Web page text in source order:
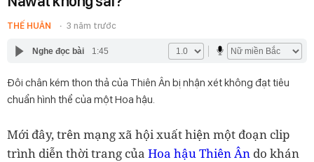
THẾ HUÂN 3 năm trước
Nghe đọc bài 1:45
Đôi chân kém thon thả của Thiên Ân bị nhận xét không đạt tiêu
chuẩn hình thể của một Hoa hậu.
Mới đây, trên mạng xã hội xuất hiện một đoạn clip
trình diễn thời trang của Hoa hậu Thiên Ân do khán